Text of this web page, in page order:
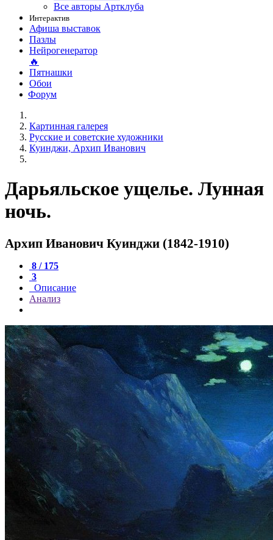
Все авторы Артклуба
Интерактив
Афиша выставок
Пазлы
Нейрогенератор
🔥
Пятнашки
Обои
Форум
Картинная галерея
Русские и советские художники
Куинджи, Архип Иванович
Дарьяльское ущелье. Лунная
ночь.
Архип Иванович Куинджи (1842-1910)
8 / 175
3
Описание
Анализ